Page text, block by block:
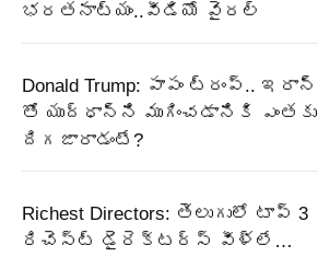
భరతనాట్యం..వీడియో వైరల్
Donald Trump: పాపం ట్రంప్.. ఇరాన్
తో యుద్ధాన్ని ముగించడానికి ఎంతకు
దిగజారాడంటే?
Richest Directors: తెలుగులో టాప్ 3
రిచెస్ట్ డైరెక్టర్స్ వీళ్లే…